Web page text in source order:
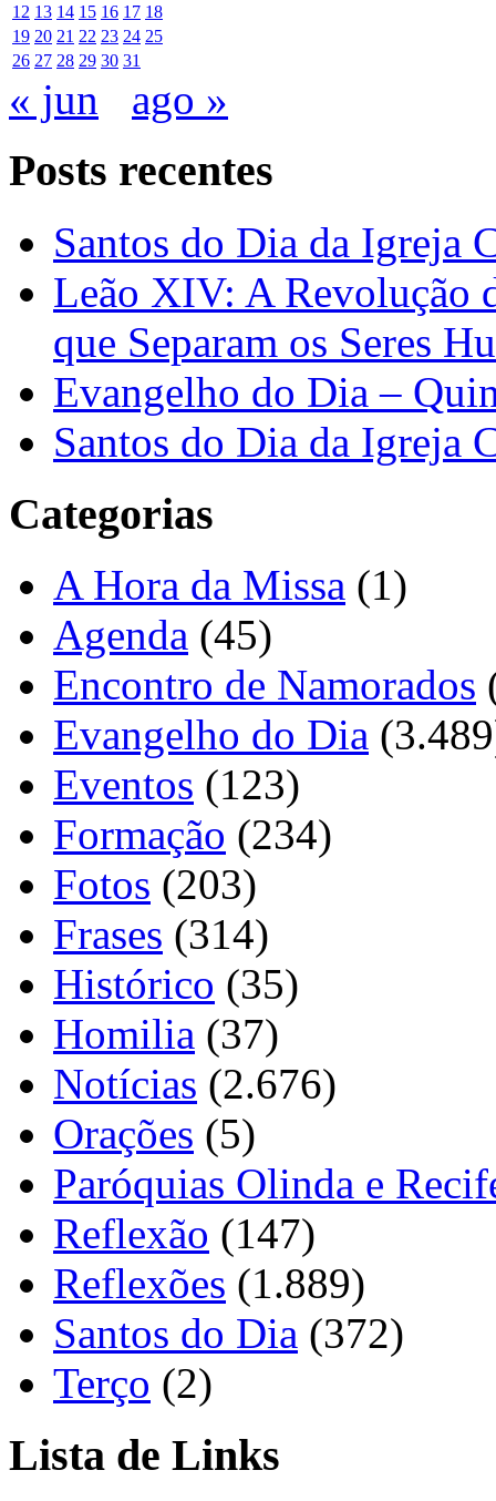
12 13 14 15 16 17 18
19 20 21 22 23 24 25
26 27 28 29 30 31
« jun ago »
Posts recentes
Santos do Dia da Igreja
Leão XIV: A Revolução
que Separam os Seres
Evangelho do Dia –
Santos do Dia da Igreja
Categorias
A Hora da Missa (1)
Agenda (45)
Encontro de Namorados
Evangelho do Dia
Eventos (123)
Formação (234)
Fotos (203)
Frases (314)
Histórico (35)
Homilia (37)
Notícias (2.676)
Orações (5)
Paróquias Olinda e
Reflexão (147)
Reflexões (1.889)
Santos do Dia (372)
Terço (2)
Lista de Links